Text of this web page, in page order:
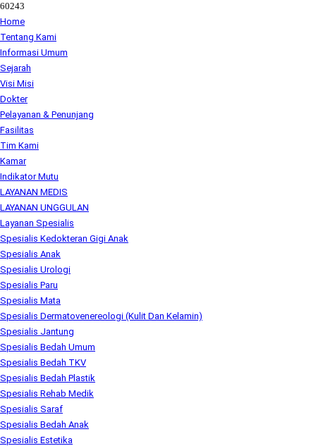
60243
Home
Tentang Kami
Informasi Umum
Sejarah
Visi Misi
Dokter
Pelayanan & Penunjang
Fasilitas
Tim Kami
Kamar
Indikator Mutu
LAYANAN MEDIS
LAYANAN UNGGULAN
Layanan Spesialis
Spesialis Kedokteran Gigi Anak
Spesialis Anak
Spesialis Urologi
Spesialis Paru
Spesialis Mata
Spesialis Dermatovenereologi (Kulit Dan Kelamin)
Spesialis Jantung
Spesialis Bedah Umum
Spesialis Bedah TKV
Spesialis Bedah Plastik
Spesialis Rehab Medik
Spesialis Saraf
Spesialis Bedah Anak
Spesialis Estetika